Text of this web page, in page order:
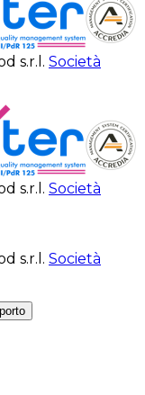
s.r.l. Società
s.r.l. Società
s.r.l. Società